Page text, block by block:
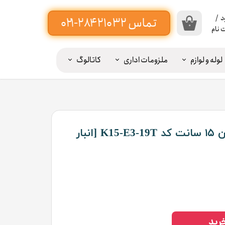
لوله و لوازم ملزومات اداری کاتالوگ
۰
/
نام
کتیبه پرده پلی استایرن ۱۵ سانت کد K15-E3-19T [انبار